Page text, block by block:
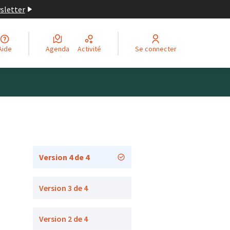
Aide Agenda Activité Se connecter
Version 4 de 4
Version 3 de 4
Version 2 de 4